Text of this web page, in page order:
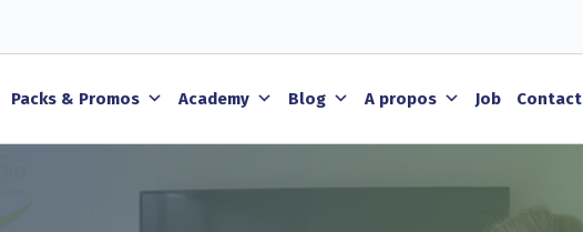
Packs & Promos Academy Blog A propos Job Contact